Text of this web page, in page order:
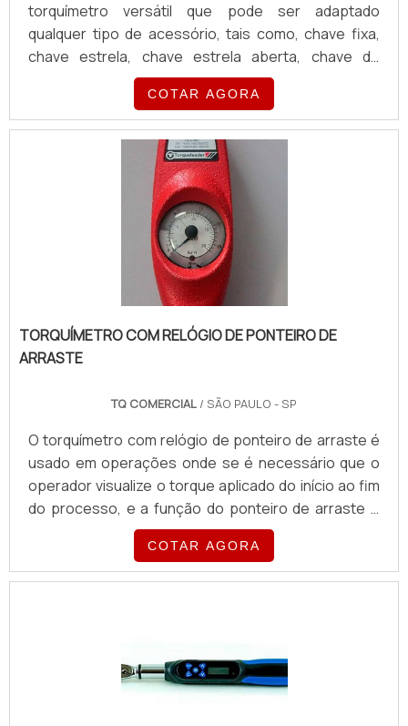
torquímetro versátil que pode ser adaptado
qualquer tipo de acessório, tais como, chave fixa,
chave estrela, chave estrela aberta, chave de
gancho, chave para cone, catracas, quadrados fixos
e chaves especiais.Produto disponibilizado com
diferentes marcas TQ; Snap-ON; Atlas Copco -
torquímetro com cabeça intercambiavel TQ e Snap-
On é fabricado com corpo em aço carbono,
acabamento cromado, empunhadura ergonômica.
COTAR AGORA
TORQUÍMETRO COM RELÓGIO DE PONTEIRO DE
ARRASTE
TQ COMERCIAL / SÃO PAULO - SP
O torquímetro com relógio de ponteiro de arraste é
usado em operações onde se é necessário que o
operador visualize o torque aplicado do início ao fim
do processo, e a função do ponteiro de arraste é
servir de memória visual que indica com precisão o
torque aplicado.Há torquímetro com relógio ponteiro
de arraste que são equipados com outras formas de
COTAR AGORA